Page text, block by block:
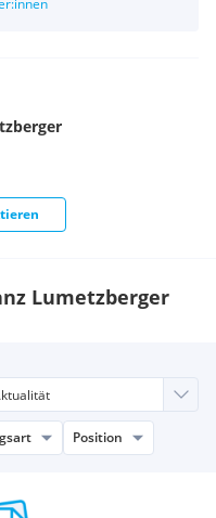
Lumetzberger
Position